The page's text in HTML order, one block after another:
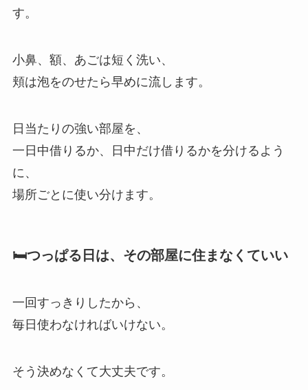
す。
小鼻、額、あごは短く洗い、
頬は泡をのせたら早めに流します。
日当たりの強い部屋を、
一日中借りるか、日中だけ借りるかを分けるよう
に、
場所ごとに使い分けます。
🛏️つっぱる日は、その部屋に住まなくていい
一回すっきりしたから、
毎日使わなければいけない。
そう決めなくて大丈夫です。